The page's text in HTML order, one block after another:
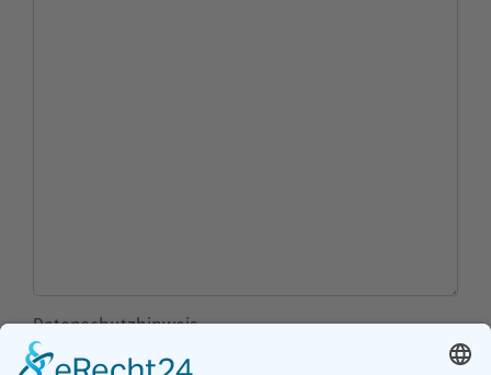
Datenschutzhinweis
Ja, ich habe den Datenschutzhinweis zur Kenntnis